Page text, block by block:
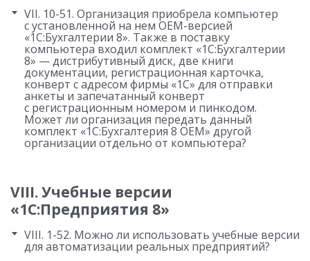
VII. 10-51. Организация приобрела компьютер
с установленной на нем OEM-версией
«1С:Бухгалтерии 8». Также в поставку
компьютера входил комплект «1С:Бухгалтерии
8» — дистрибутивный диск, две книги
документации, регистрационная карточка,
конверт с адресом фирмы «1С» для отправки
анкеты и запечатанный конверт
с регистрационным номером и пинкодом.
Может ли организация передать данный
комплект «1С:Бухгалтерия 8 OEM» другой
организации отдельно от компьютера?
VIII. Учебные версии
«1С:Предприятия 8»
VIII. 1-52. Можно ли использовать учебные версии
для автоматизации реальных предприятий?